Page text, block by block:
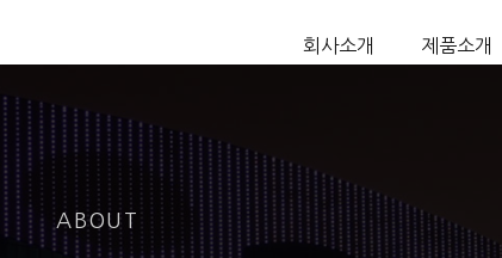
회사소개 제품소개
ABOUT